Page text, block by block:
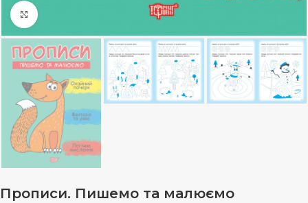
Клацніть, щоб збільшити
Прописи. Пишемо та малюємо